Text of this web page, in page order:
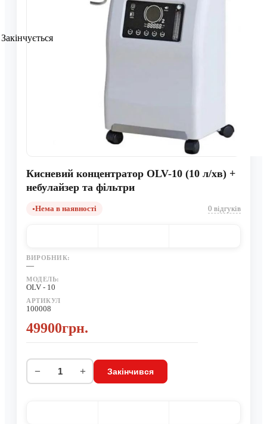
Закінчується
Кисневий концентратор OLV-10 (10 л/хв) +
небулайзер та фільтри
Нема в наявності 0 відгуків
ВИРОБНИК:
—
МОДЕЛЬ:
OLV - 10
АРТИКУЛ
100008
49900грн.
− + Закінчився